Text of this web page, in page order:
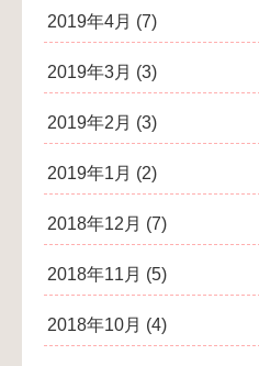
2019年4月 (7)
2019年3月 (3)
2019年2月 (3)
2019年1月 (2)
2018年12月 (7)
2018年11月 (5)
2018年10月 (4)